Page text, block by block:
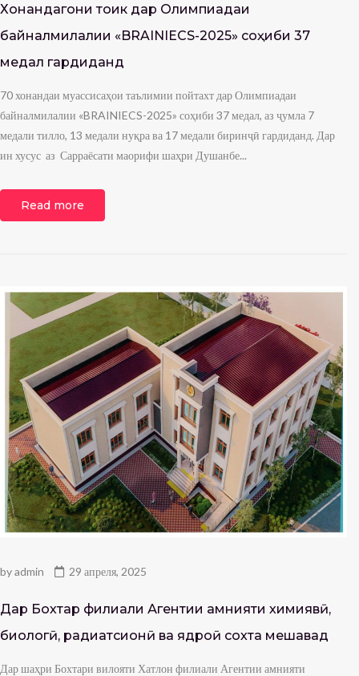
Хонандагони тоҷик дар Олимпиадаи
байналмилалии «BRAINIECS-2025» соҳиби 37
медал гардиданд
70 хонандаи муассисаҳои таълимии пойтахт дар Олимпиадаи
байналмилалии «BRAINIECS-2025» соҳиби 37 медал, аз ҷумла 7
медали тилло, 13 медали нуқра ва 17 медали биринҷӣ гардиданд. Дар
ин хусус аз Сарраёсати маорифи шаҳри Душанбе...
Read more
byadmin 29 апреля, 2025
Дар Бохтар филиали Агентии амнияти химиявӣ,
биологӣ, радиатсионӣ ва ядроӣ сохта мешавад
Дар шаҳри Бохтари вилояти Хатлон филиали Агентии амнияти